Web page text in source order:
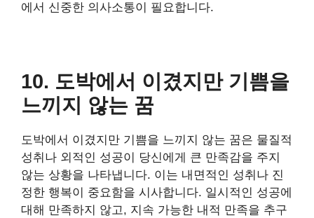
에서 신중한 의사소통이 필요합니다.
10. 도박에서 이겼지만 기쁨을
느끼지 않는 꿈
도박에서 이겼지만 기쁨을 느끼지 않는 꿈은 물질적
성취나 외적인 성공이 당신에게 큰 만족감을 주지
않는 상황을 나타냅니다. 이는 내면적인 성취나 진
정한 행복이 중요함을 시사합니다. 일시적인 성공에
대해 만족하지 않고, 지속 가능한 내적 만족을 추구